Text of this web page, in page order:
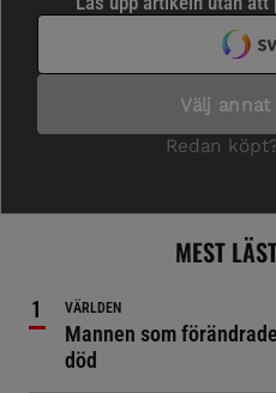
MEST
VÄRLDEN
Mannen som
död